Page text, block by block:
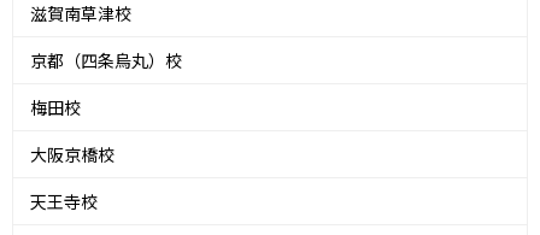
滋賀南草津校
京都（四条烏丸）校
梅田校
大阪京橋校
天王寺校